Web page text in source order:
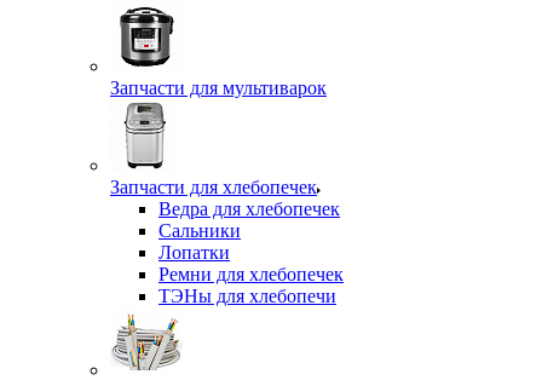
Запчасти для мультиварок
Запчасти для хлебопечек
Ведра для хлебопечек
Сальники
Лопатки
Ремни для хлебопечек
ТЭНы для хлебопечи